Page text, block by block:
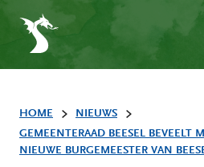
HOME
NIEUWS
GEMEENTERAAD BEESEL BEVEELT
NIEUWE BURGEMEESTER VAN